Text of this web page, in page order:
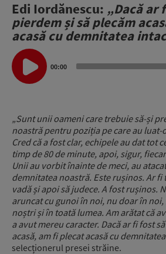
Edi Iordănescu: „Dacă ar
pierdem și să plecăm
acasă cu demnitatea
Audio
Player
00:00
„Sunt unii oameni care trebuie să-și
noastră pentru poziția pe care au
Cred că a fost clar, echipele au dat tot
timp de 80 de minute, apoi, sigur,
Unii au vorbit înainte de meci, au
demnitatea noastră. Este rușinos. Ar fi
vadă și apoi să judece. A fost rușinos.
aruncat cu gunoi în noi, nu doar în
noștri și în toată lumea. Am arătat că
a avut mereu caracter. Dacă ar fi fost
acasă, am fi plecat acasă cu
selecționerul presei străine.